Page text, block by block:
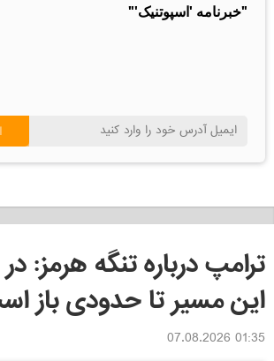
"خبرنامه 'اسپوتنیک'"
ترامپ درباره تنگه هرمز:
این مسیر تا حدودی باز
01:35 07.08.2026